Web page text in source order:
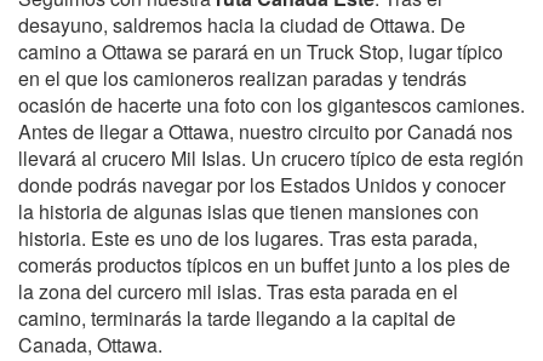
desayuno, saldremos hacia la ciudad de Ottawa. De
camino a Ottawa se parará en un Truck Stop, lugar típico
en el que los camioneros realizan paradas y tendrás
ocasión de hacerte una foto con los gigantescos camiones.
Antes de llegar a Ottawa, nuestro circuito por Canadá nos
llevará al crucero Mil Islas. Un crucero típico de esta región
donde podrás navegar por los Estados Unidos y conocer
la historia de algunas islas que tienen mansiones con
historia. Este es uno de los lugares. Tras esta parada,
comerás productos típicos en un buffet junto a los pies de
la zona del curcero mil islas. Tras esta parada en el
camino, terminarás la tarde llegando a la capital de
Canada, Ottawa.